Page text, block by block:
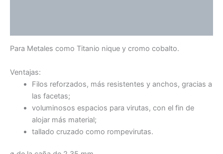
Para Metales como Titanio nique y cromo cobalto.
Ventajas:
Filos reforzados, más resistentes y anchos, gracias a
las facetas;
voluminosos espacios para virutas, con el fin de
alojar más material;
tallado cruzado como rompevirutas.